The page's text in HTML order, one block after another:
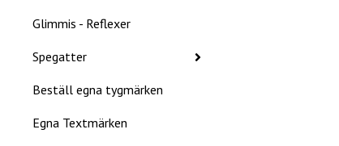
Glimmis - Reflexer
Spegatter
Beställ egna tygmärken
Egna Textmärken